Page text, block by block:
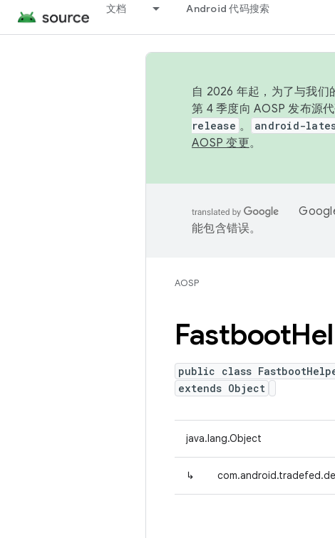
文档 Android 代码搜索
自 2026 年起，为了与我们
第 4 季度向 AOSP 发布源
release 。 android-
AOSP 变更。
能包含错误。
AOSP
Fastboot
public class
extends Object
java.lang.Object
↳